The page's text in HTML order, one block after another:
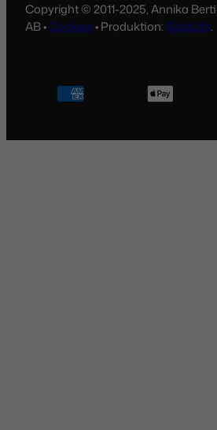
Copyright © 2011-2025, Annika
AB •Cookies• Produktion:GoldLife.